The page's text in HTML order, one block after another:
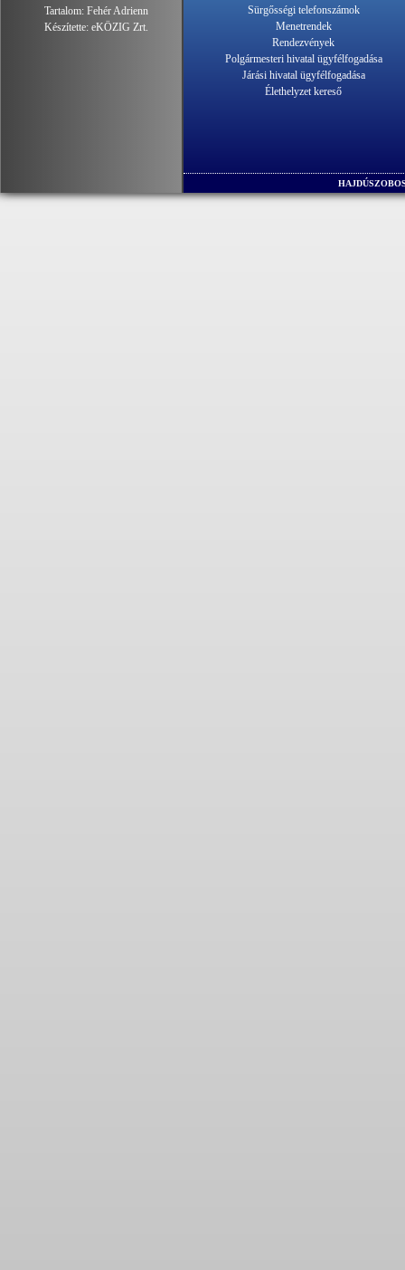
Tartalom: Fehér Adrienn
Készítette: eKÖZIG Zrt.
Sürgősségi telefonszámok
Menetrendek
Rendezvények
Polgármesteri hivatal ügyfélfogadása
Járási hivatal ügyfélfogadása
Élethelyzet kereső